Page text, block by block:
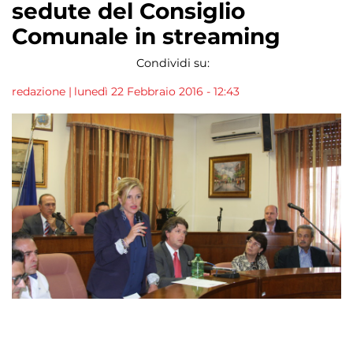
sedute del Consiglio
Comunale in streaming
Condividi su:
redazione | lunedì 22 Febbraio 2016 - 12:43